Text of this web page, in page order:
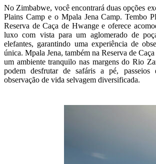
No Zimbabwe, você encontrará duas opções
Plains Camp e o Mpala Jena Camp. Tembo
Reserva de Caça de Hwange e oferece
luxo com vista para um aglomerado de
elefantes, garantindo uma experiência de
única. Mpala Jena, também na Reserva de
um ambiente tranquilo nas margens do Rio
podem desfrutar de safáris a pé,
observação de vida selvagem diversificada.